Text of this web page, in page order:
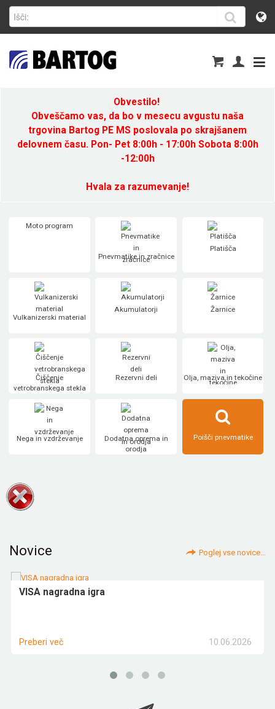
Obvestilo!
Obveščamo vas, da bo v mesecu avgustu naša
trgovina Bartog PE MS poslovala po skrajšanem
delovnem času. Pon- Pet 8:00h - 17:00h Sobota 8:00h
-12:00h
Hvala za razumevanje!
Moto program
Pnevmatike in zračnice
Platišča
Vulkanizerski material
Akumulatorji Žarnice
Čiščenje
vetrobranskega stekla
Rezervni deli Olja, maziva in tekočine
Nega in vzdrževanje
Dodatna oprema in
orodja
Poišči pnevmatike
Novice Poglej vse novice...
VISA nagradna igra
10.06.2026
Preberi več